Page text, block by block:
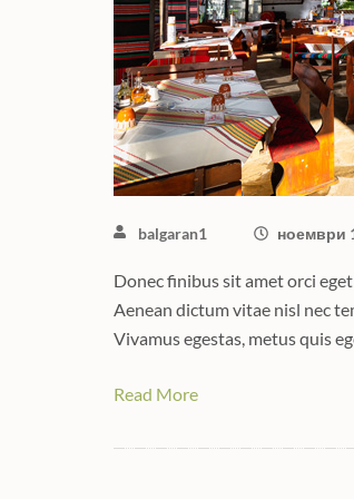
balgaran1 ноември
Donec finibus sit amet orci
Aenean dictum vitae nisl nec
Vivamus egestas, metus quis
Read More